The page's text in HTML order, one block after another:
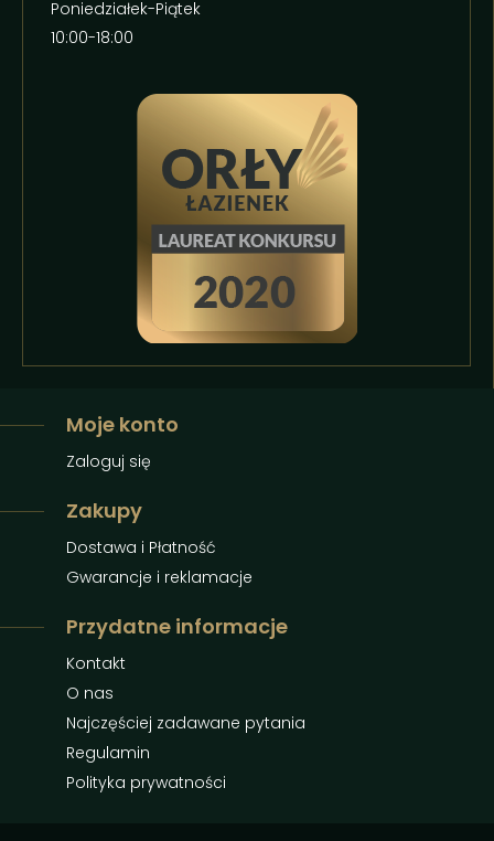
Poniedziałek-Piątek
10:00-18:00
Moje konto
Zaloguj się
Zakupy
Dostawa i Płatność
Gwarancje i reklamacje
Przydatne informacje
Kontakt
O nas
Najczęściej zadawane pytania
Regulamin
Polityka prywatności